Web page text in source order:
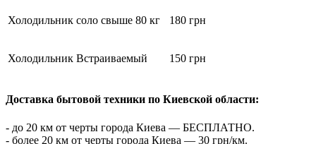
Холодильник соло свыше 80 кг 180 грн
Холодильник Встраиваемый 150 грн
Доставка бытовой техники по Киевской области:
- до 20 км от черты города Киева — БЕСПЛАТНО.
- более 20 км от черты города Киева — 30 грн/км.